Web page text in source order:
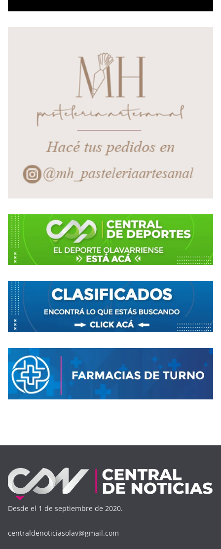
Desde el 1 de septiembre de 2020.
centraldenoticiasolav@gmail.com